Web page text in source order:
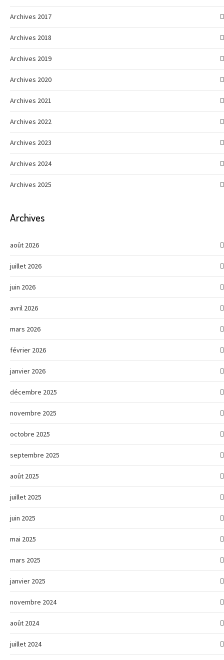
Archives 2017
Archives 2018
Archives 2019
Archives 2020
Archives 2021
Archives 2022
Archives 2023
Archives 2024
Archives 2025
Archives
août 2026
juillet 2026
juin 2026
avril 2026
mars 2026
février 2026
janvier 2026
décembre 2025
novembre 2025
octobre 2025
septembre 2025
août 2025
juillet 2025
juin 2025
mai 2025
mars 2025
janvier 2025
novembre 2024
août 2024
juillet 2024